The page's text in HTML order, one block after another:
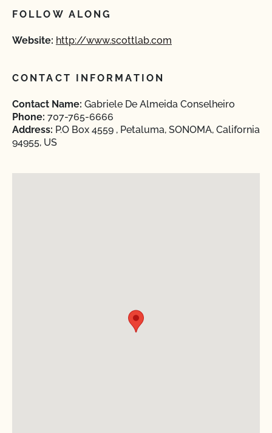
FOLLOW ALONG
Website: http://www.scottlab.com
CONTACT INFORMATION
Contact Name: Gabriele De Almeida Conselheiro
Phone: 707-765-6666
Address: P.O Box 4559 , Petaluma, SONOMA, California
94955, US